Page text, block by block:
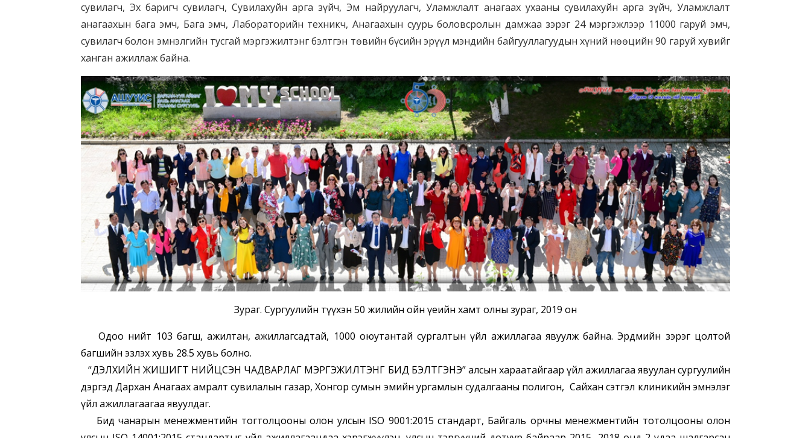
сувилагч, Эх баригч сувилагч, Сувилахуйн арга зүйч, Эм найруулагч, Уламжлалт анагаах ухааны сувилахуйн арга зүйч, Уламжлалт
анагаахын бага эмч, Бага эмч, Лабораторийн техникч, Анагаахын суурь боловсролын дамжаа зэрэг 24 мэргэжлээр 11000 гаруй эмч,
сувилагч болон эмнэлгийн тусгай мэргэжилтэнг бэлтгэн төвийн бүсийн эрүүл мэндийн байгууллагуудын хүний нөөцийн 90 гаруй хувийг
ханган ажиллаж байна.
Зураг. Сургуулийн түүхэн 50 жилийн ойн үеийн хамт олны зураг, 2019 он
Одоо нийт 103 багш, ажилтан, ажиллагсадтай, 1000 оюутантай сургалтын үйл ажиллагаа явуулж байна. Эрдмийн зэрэг цолтой
багшийн эзлэх хувь 28.5 хувь болно.
“ДЭЛХИЙН ЖИШИГТ НИЙЦСЭН ЧАДВАРЛАГ МЭРГЭЖИЛТЭНГ БИД БЭЛТГЭНЭ” алсын хараатайгаар үйл ажиллагаа явуулан сургуулийн
дэргэд Дархан Анагаах амралт сувилалын газар, Хонгор сумын эмийн ургамлын судалгааны полигон, Сайхан сэтгэл клиникийн эмнэлэг
үйл ажиллагаагаа явуулдаг.
Бид чанарын менежментийн тогтолцооны олон улсын ISO 9001:2015 стандарт, Байгаль орчны менежментийн тотолцооны олон